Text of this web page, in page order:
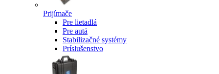
Prijímače
Pre lietadlá
Pre autá
Stabilizačné systémy
Príslušenstvo